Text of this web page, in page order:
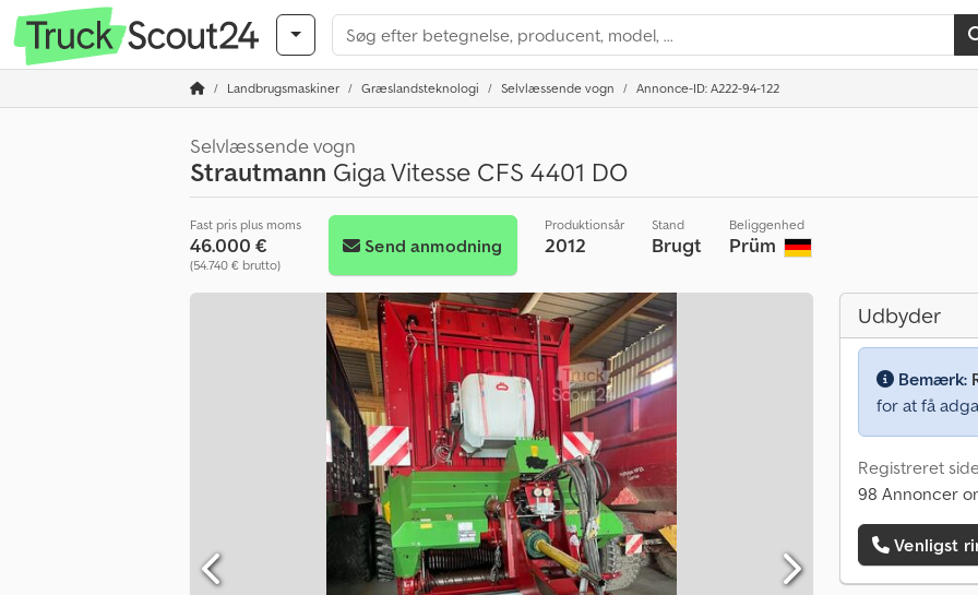
Landbrugsmaskiner Græslandsteknologi Selvlæssende vogn Annonce-ID: A222-94-122
Selvlæssende vogn
Strautmann Giga Vitesse CFS 4401 DO
Fast pris plus moms
46.000 €
(54.740 € brutto)
Send anmodning
Produktionsår
2012
Stand
Brugt
Beliggenhed
Prüm
Udbyder
Bemærk:
for at få
Registreret
98 Annoncer
Venligst